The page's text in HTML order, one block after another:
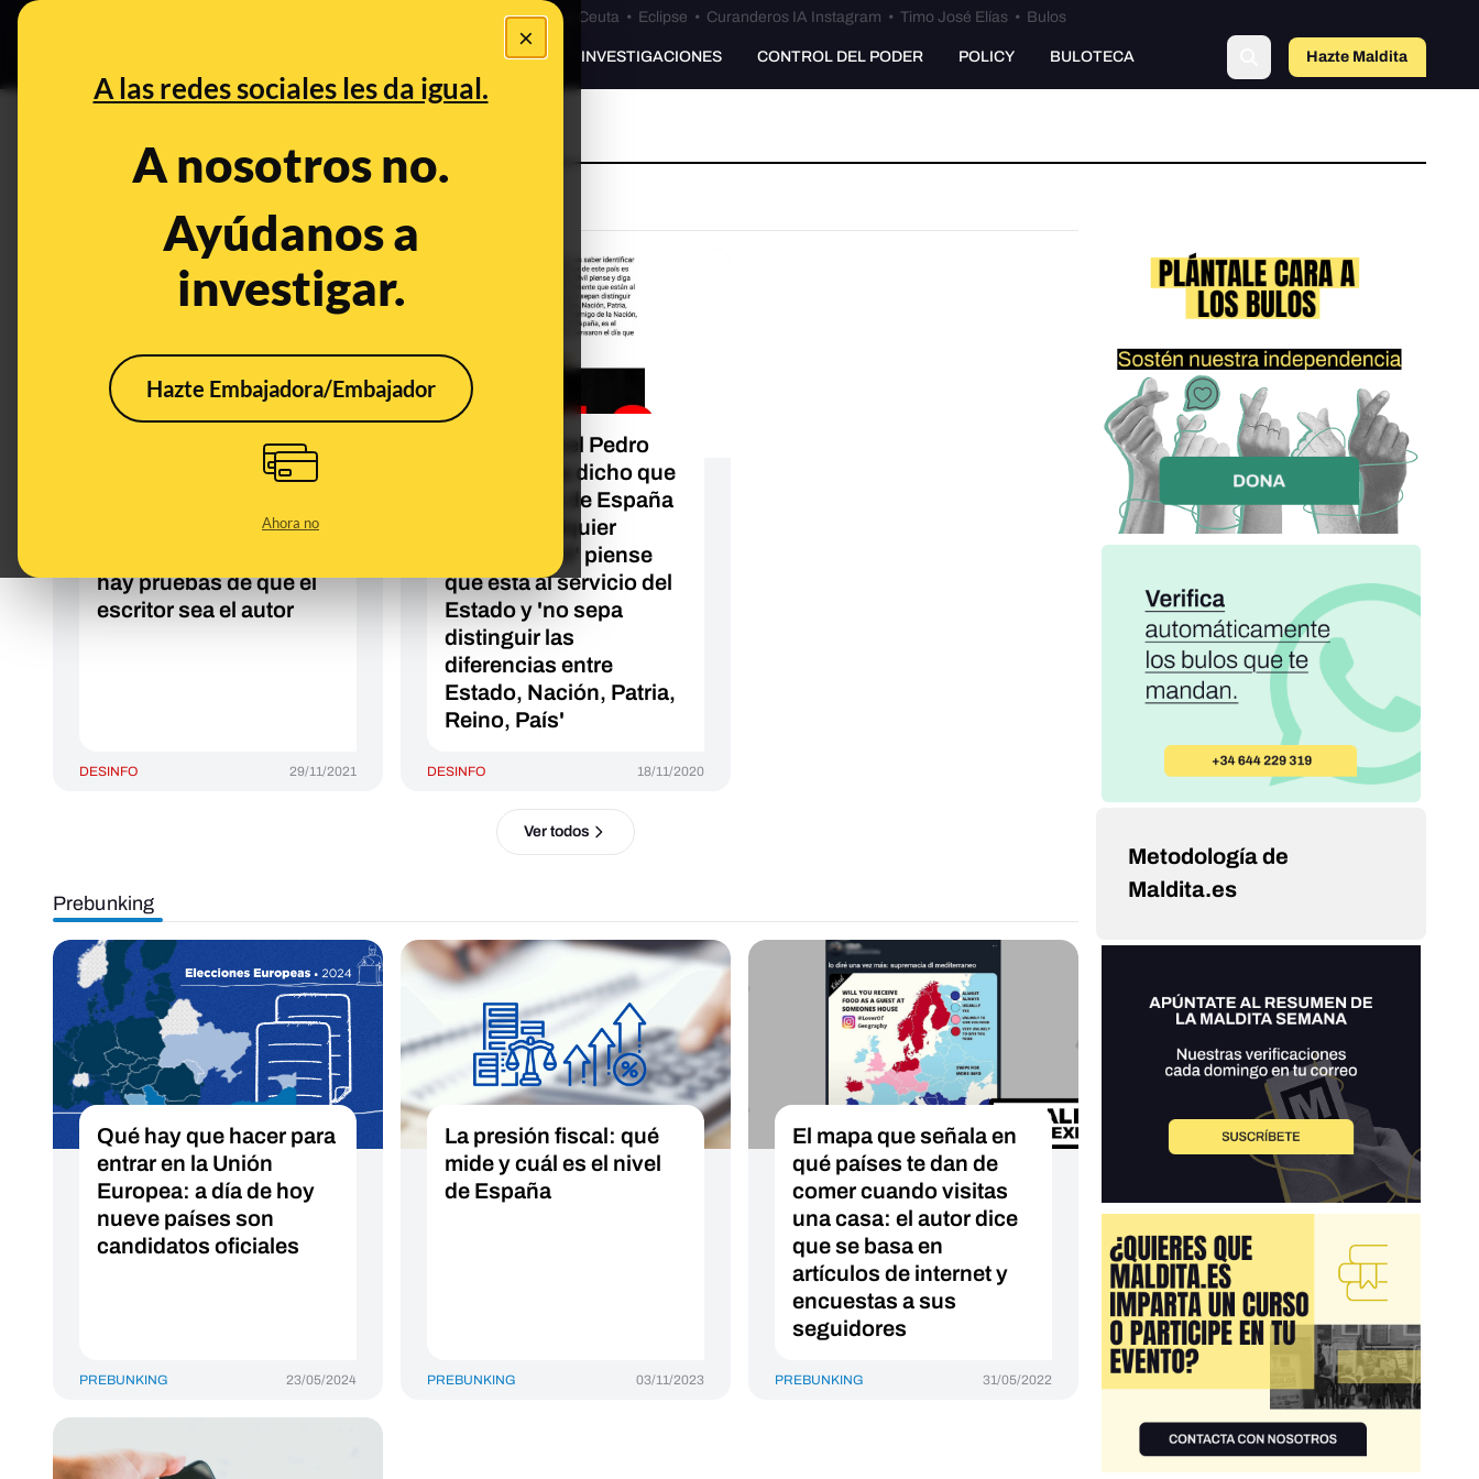
×
A las redes sociales les da igual.
A nosotros no.
Ayúdanos a
investigar.
Hazte Embajadora/Embajador
Ahora no
Especial Ceuta•Bulos Ceuta • Eclipse • Curanderos IA Instagram • Timo José Elías • Bulos
PREBUNKING INVESTIGACIONES CONTROL DEL PODER POLICY BULOTECA Hazte Maldita
La imagen que mezcla
una declaración de
texto titulado "un país
hay pruebas de que el
escritor sea el autor
DESINFO 29/11/2021
No, el coronel Pedro
Baños no ha dicho que
el problema de España
es que 'cualquier
Guardia Civil' piense
que está al servicio del
Estado y 'no sepa
distinguir las
diferencias entre
Estado, Nación, Patria,
Reino, País'
DESINFO 18/11/2020
Ver todos
Prebunking
Qué hay que hacer para
entrar en la Unión
Europea: a día de hoy
nueve países son
candidatos oficiales
PREBUNKING 23/05/2024
La presión fiscal: qué
mide y cuál es el nivel
de España
PREBUNKING 03/11/2023
El mapa que señala en
qué países te dan de
comer cuando visitas
una casa: el autor dice
que se basa en
artículos de internet y
encuestas a sus
seguidores
PREBUNKING 31/05/2022
Metodología de
Maldita.es